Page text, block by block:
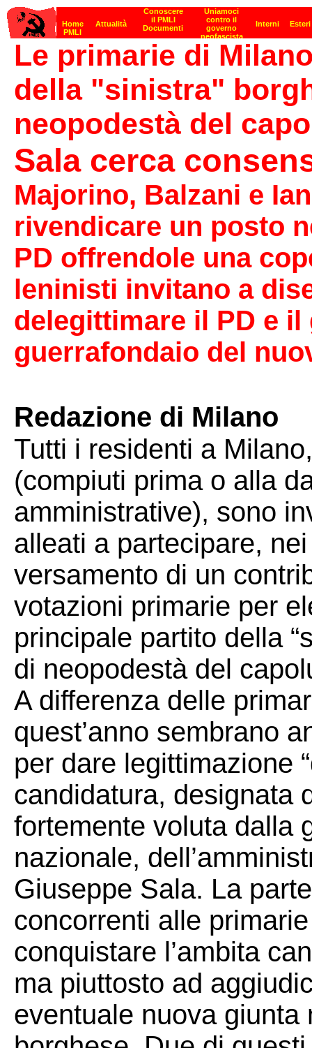
Le primarie di
della "sinistra"
neopodestà del
Sala cerca
Majorino, Balzani e
rivendicare un posto
PD offrendole una
leninisti invitano a
delegittimare il PD e
guerrafondaio del
Redazione di Milano
Tutti i residenti a
(compiuti prima o alla
amministrative), sono
alleati a partecipare,
versamento di un
votazioni primarie per
principale partito della
di neopodestà del
A differenza delle
quest’anno sembrano
per dare legittimazione
candidatura, designata
fortemente voluta dalla
nazionale,
Giuseppe Sala. La
concorrenti alle
conquistare l’ambita
ma piuttosto ad
eventuale nuova giunta